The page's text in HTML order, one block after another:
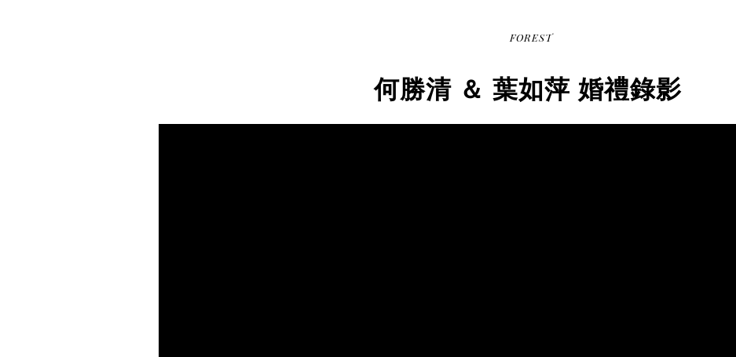
FOREST
何勝清 ＆ 葉如萍 婚禮錄影